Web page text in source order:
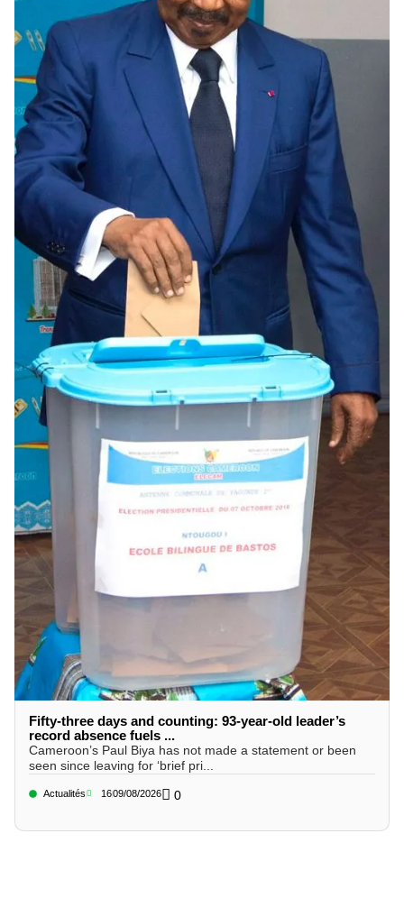
Fifty-three days and counting: 93-year-old leader’s
record absence fuels ...
Cameroon’s Paul Biya has not made a statement or been
seen since leaving for ‘brief pri...
Actualités 1609/08/2026 0